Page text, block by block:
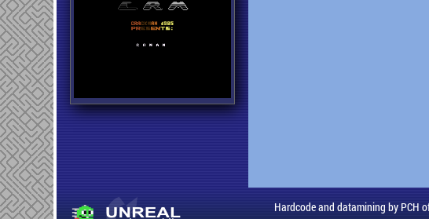
Hardcode and datamining by PCH